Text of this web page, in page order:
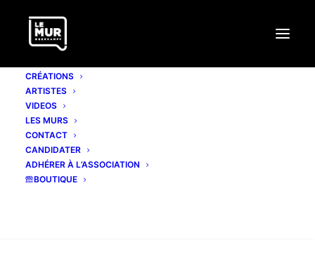
CRÉATIONS
ARTISTES
VIDEOS
LES MURS
CONTACT
CANDIDATER
ADHÉRER À L’ASSOCIATION
BOUTIQUE